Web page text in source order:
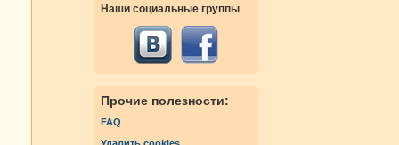
Наши социальные группы
Прочие полезности:
FAQ